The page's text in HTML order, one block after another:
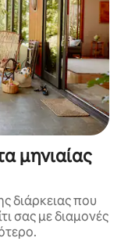
μηνιαίας
διάρκειας που
σας με διαμονές